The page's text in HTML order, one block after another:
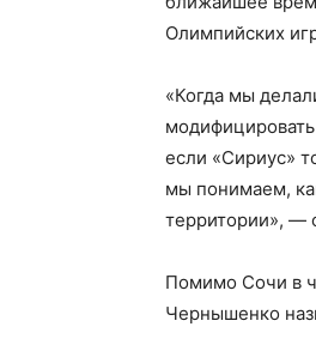
Олимпийских
«Когда мы
если «Сириус»
мы понимаем,
территории», —
Помимо Сочи в
Чернышенко